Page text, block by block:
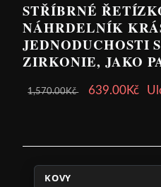
STŘÍBRNÉ
NÁHRDELNÍK
JEDNODUCHOSTI
ZIRKONIE, JAKO
1,570.00Kč 639.00Kč
KOVY